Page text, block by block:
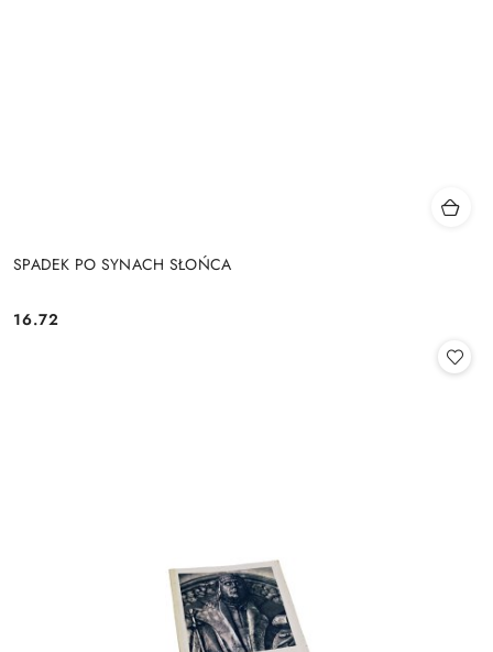
SPADEK PO SYNACH SŁOŃCA
Cena:
16.72